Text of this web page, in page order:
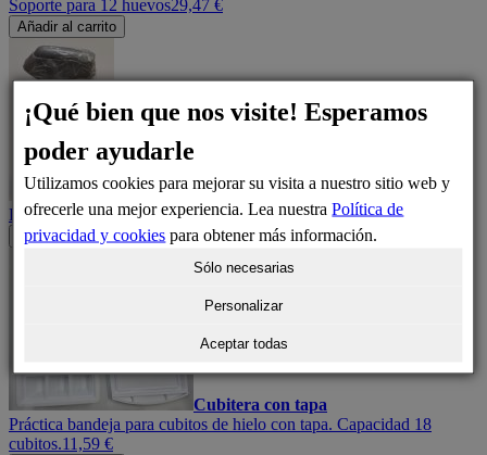
Soporte para 12 huevos29,47 €
Añadir al carrito
Spray de limpieza
Desinfectante para frigoríficos14,61 €
Añadir al carrito
Cubitera con tapa
Práctica bandeja para cubitos de hielo con tapa. Capacidad 18
cubitos.11,59 €
¡Qué bien que nos visite! Esperamos
poder ayudarle
Utilizamos cookies para mejorar su visita a nuestro sitio web y
ofrecerle una mejor experiencia. Lea nuestraPolítica de
privacidad y cookies para obtener más información.
Sólo necesarias
Personalizar
Aceptar todas